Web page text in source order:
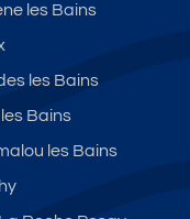
les Bains
les Bains
Bains
les Bains